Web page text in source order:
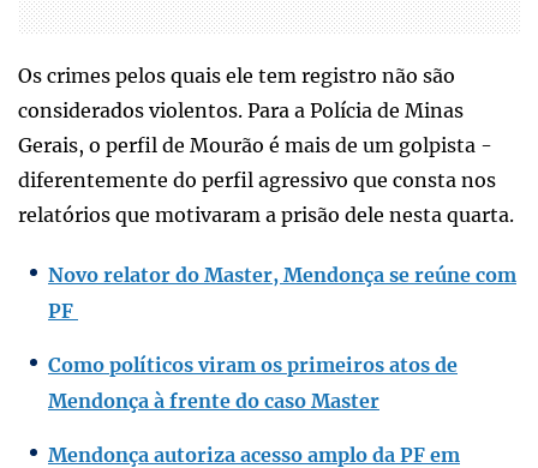
Os crimes pelos quais ele tem registro não são
considerados violentos. Para a Polícia de Minas
Gerais, o perfil de Mourão é mais de um golpista -
diferentemente do perfil agressivo que consta nos
relatórios que motivaram a prisão dele nesta quarta.
Novo relator do Master, Mendonça se reúne com
PF
Como políticos viram os primeiros atos de
Mendonça à frente do caso Master
Mendonça autoriza acesso amplo da PF em